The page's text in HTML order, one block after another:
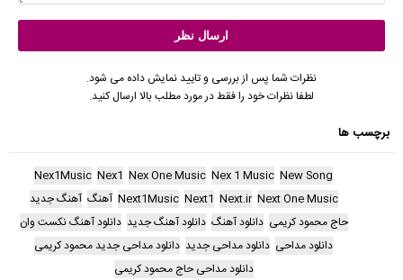
نظرات شما پس از بررسی و تایید نمایش داده می شود.
لطفا نظرات خود را فقط در مورد مطلب بالا ارسال کنید.
برچسب ها
New Song
Nex 1 Music
Nex One Music
Nex1
Nex1Music
Next One Music
Next.ir
Next1
Next1Music آهنگ آهنگ جدید
حاج محمود کریمی دانلود آهنگ دانلود آهنگ جدید دانلود آهنگ نکست وان
دانلود مداحی دانلود مداحی جدید دانلود مداحی جدید محمود کریمی
دانلود مداحی حاج محمود کریمی